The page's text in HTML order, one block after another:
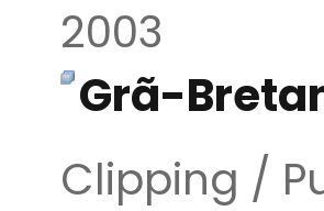
2003
Grã-
Clipping /